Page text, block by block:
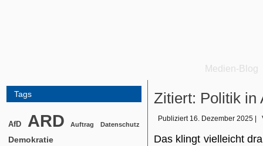
Medien-Blog
Tags
AfD ARD Auftrag Datenschutz
Demokratie
Zitiert: Politik in
Publiziert 16. Dezember 2025
Das klingt vielleicht